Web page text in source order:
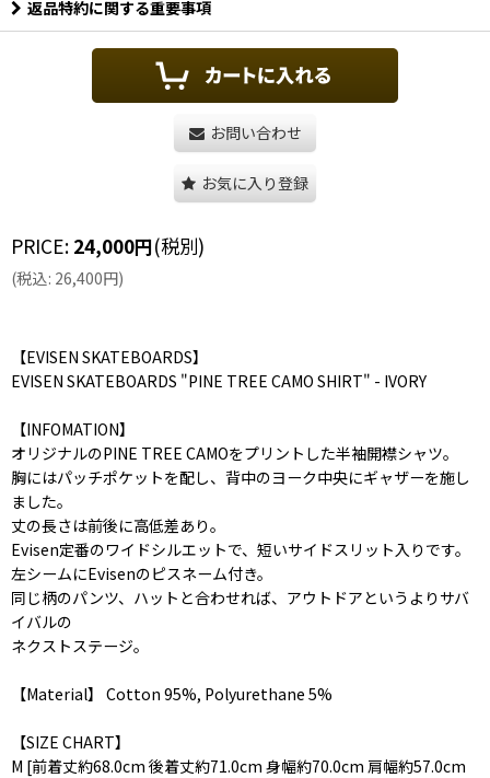
返品特約に関する重要事項
お問い合わせ
お気に入り登録
PRICE: 24,000円(税別)
(税込: 26,400円)
【EVISEN SKATEBOARDS】
EVISEN SKATEBOARDS "PINE TREE CAMO SHIRT" - IVORY
【INFOMATION】
オリジナルのPINE TREE CAMOをプリントした半袖開襟シャツ。
胸にはパッチポケットを配し、背中のヨーク中央にギャザーを施し
ました。
丈の長さは前後に高低差あり。
Evisen定番のワイドシルエットで、短いサイドスリット入りです。
左シームにEvisenのピスネーム付き。
同じ柄のパンツ、ハットと合わせれば、アウトドアというよりサバ
イバルの
ネクストステージ。
【Material】 Cotton 95%, Polyurethane 5%
【SIZE CHART】
M [前着丈約68.0cm 後着丈約71.0cm 身幅約70.0cm 肩幅約57.0cm